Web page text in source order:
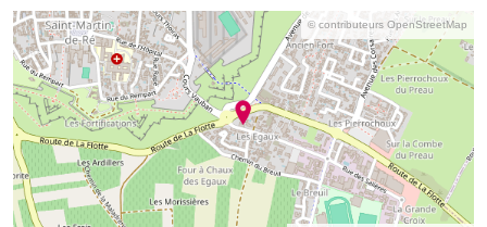
© contributeurs OpenStreetMap